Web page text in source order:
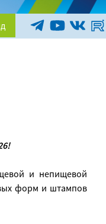
и непищевой
форм и штампов